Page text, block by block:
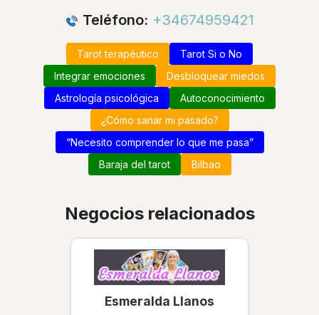
Teléfono: +34674959421
Tarot terapéutico
Tarot Si o No
Integrar emociones
Desbloquear miedos
Astrología psicológica
Autoconocimiento
¿Cómo sanar mi pasado?
“Necesito comprender lo que me pasa”
Baraja del tarot
Bilbao
Negocios relacionados
Esmeralda Llanos